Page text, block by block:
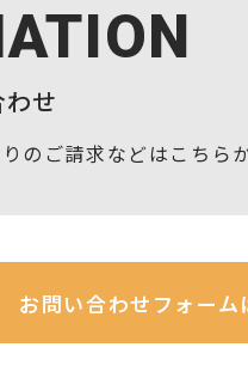
せ
の ご請求などはこちら
お問い合わせフォーム